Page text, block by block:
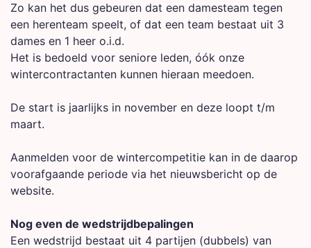
Zo kan het dus gebeuren dat een damesteam tegen
een herenteam speelt, of dat een team bestaat uit 3
dames en 1 heer o.i.d.
Het is bedoeld voor seniore leden, óók onze
wintercontractanten kunnen hieraan meedoen.
De start is jaarlijks in november en deze loopt t/m
maart.
Aanmelden voor de wintercompetitie kan in de daarop
voorafgaande periode via het nieuwsbericht op de
website.
Nog even de wedstrijdbepalingen
Een wedstrijd bestaat uit 4 partijen (dubbels) van